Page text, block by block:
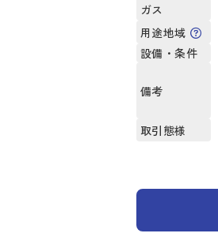
ガス
用途地域
設備・条件
備考
取引態様